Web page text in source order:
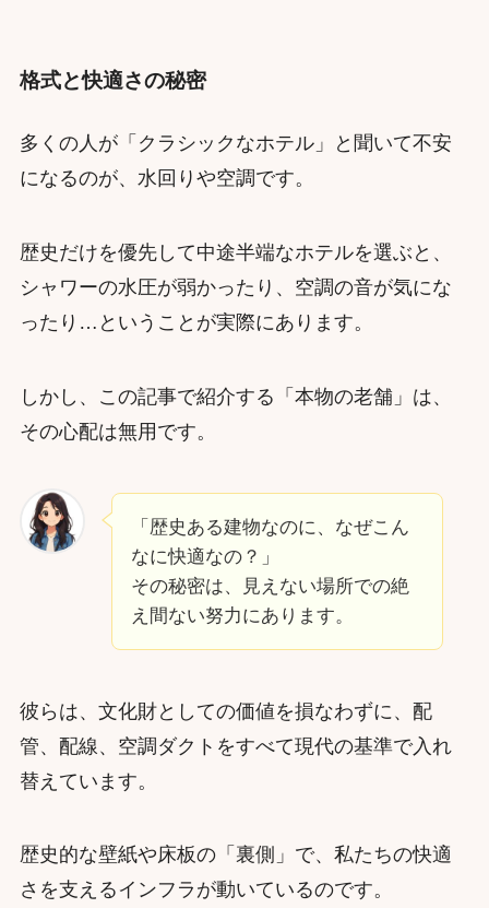
格式と快適さの秘密
多くの人が「クラシックなホテル」と聞いて不安
になるのが、水回りや空調です。
歴史だけを優先して中途半端なホテルを選ぶと、
シャワーの水圧が弱かったり、空調の音が気にな
ったり…ということが実際にあります。
しかし、この記事で紹介する「本物の老舗」は、
その心配は無用です。
「歴史ある建物なのに、なぜこん
なに快適なの？」
その秘密は、見えない場所での絶
え間ない努力にあります。
彼らは、文化財としての価値を損なわずに、配
管、配線、空調ダクトをすべて現代の基準で入れ
替えています。
歴史的な壁紙や床板の「裏側」で、私たちの快適
さを支えるインフラが動いているのです。